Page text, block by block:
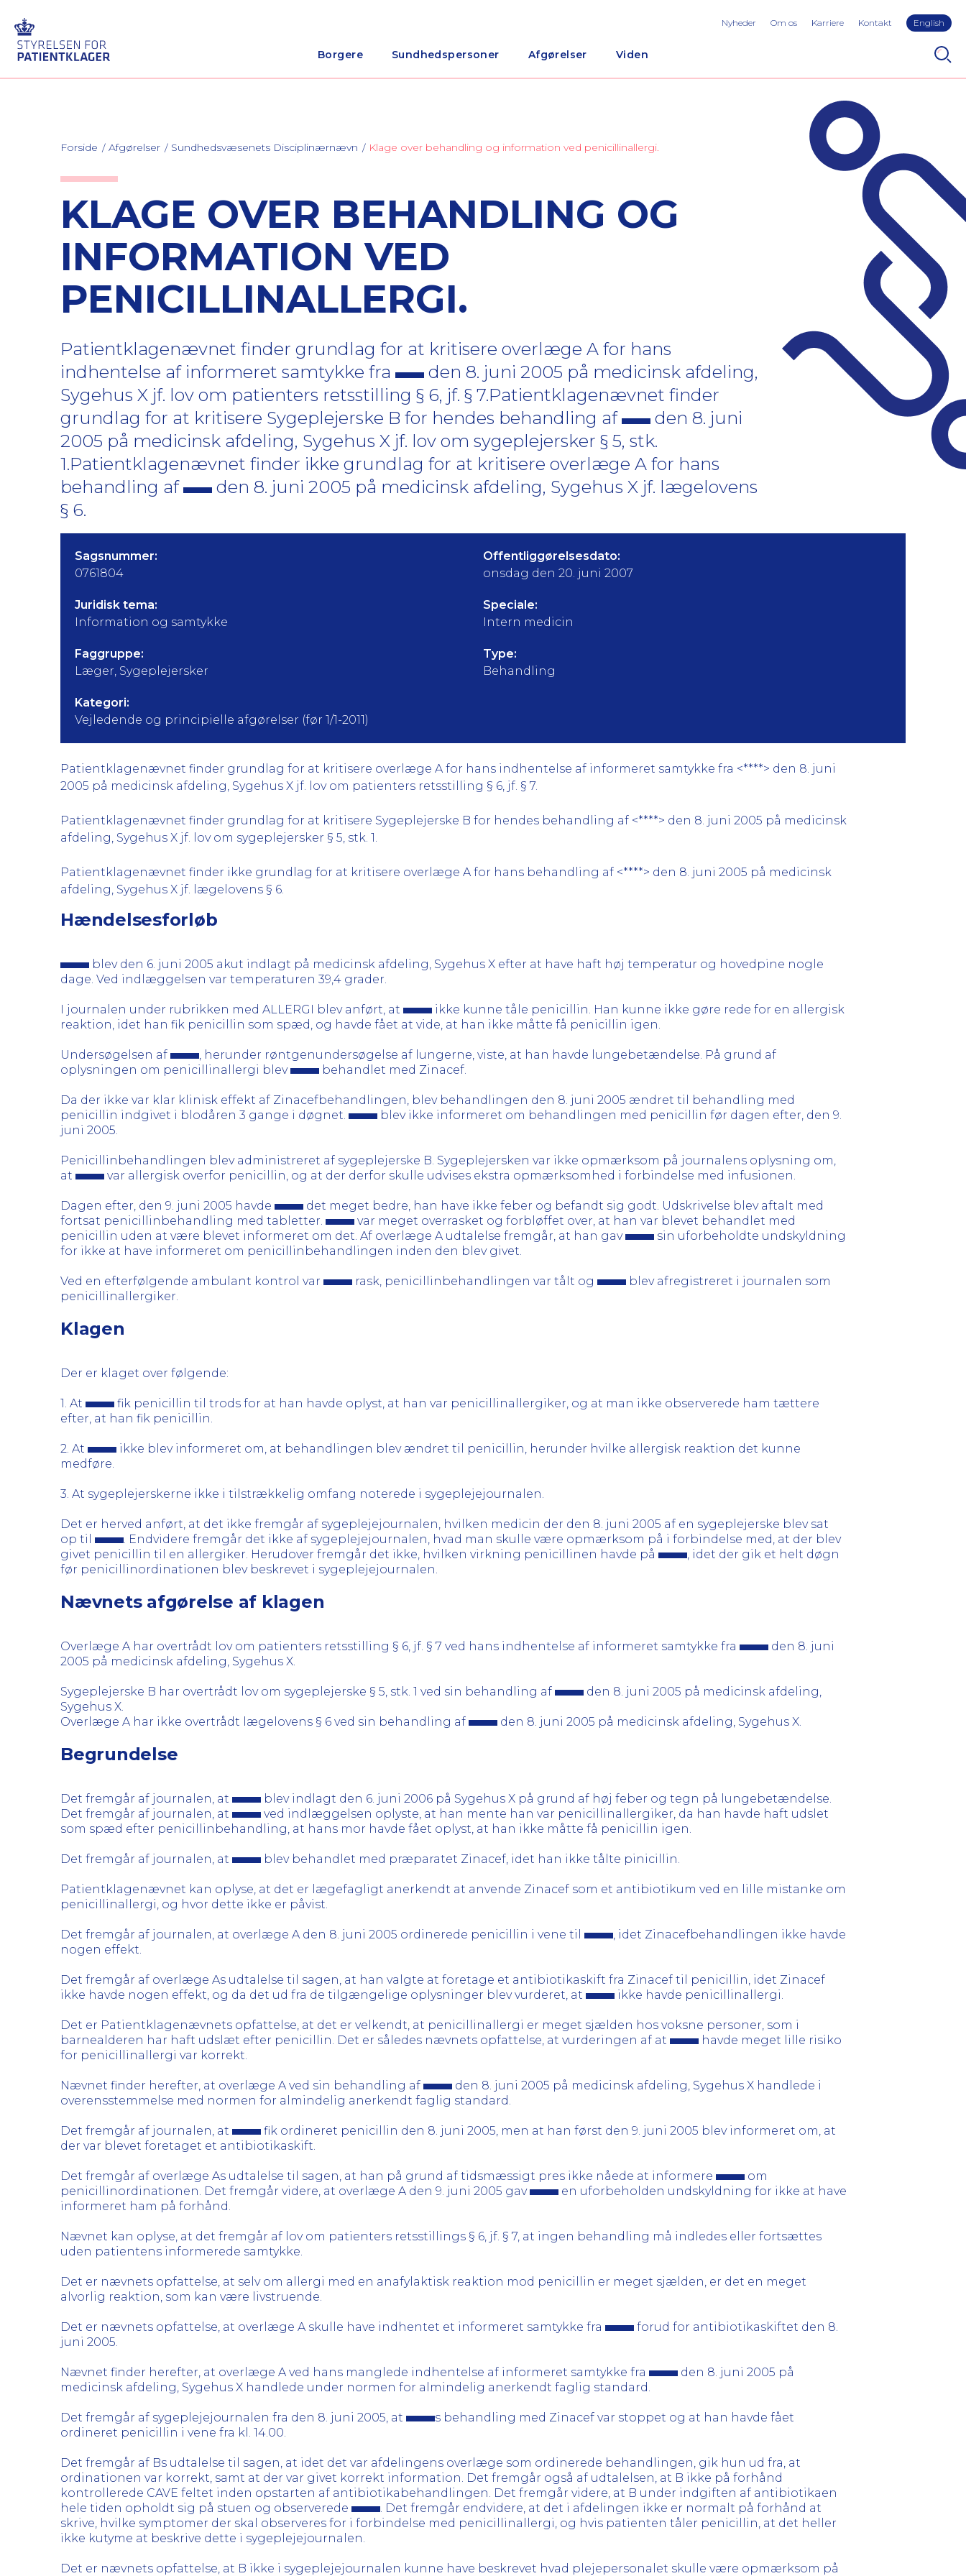
Borgere Sundhedspersoner Afgørelser Viden
Nyheder Om os Karriere Kontakt English
Forside Afgørelser Sundhedsvæsenets Disciplinærnævn Klage over behandling og information ved penicillinallergi.
KLAGE OVER BEHANDLING OG
INFORMATION VED
PENICILLINALLERGI.
Patientklagenævnet finder grundlag for at kritisere overlæge A for hans
indhentelse af informeret samtykke fra
den 8. juni 2005 på medicinsk afdeling,
Sygehus X jf. lov om patienters retsstilling § 6, jf. § 7.Patientklagenævnet finder
grundlag for at kritisere Sygeplejerske B for hendes behandling af
den 8. juni
2005 på medicinsk afdeling, Sygehus X jf. lov om sygeplejersker § 5, stk.
1.Patientklagenævnet finder ikke grundlag for at kritisere overlæge A for hans
behandling af
den 8. juni 2005 på medicinsk afdeling, Sygehus X jf. lægelovens
§ 6.
Sagsnummer:
0761804
Offentliggørelsesdato:
onsdag den 20. juni 2007
Juridisk tema:
Information og samtykke
Speciale:
Intern medicin
Faggruppe:
Læger, Sygeplejersker
Type:
Behandling
Kategori:
Vejledende og principielle afgørelser (før 1/1-2011)
Patientklagenævnet finder grundlag for at kritisere overlæge A for hans indhentelse af informeret samtykke fra <****> den 8. juni
2005 på medicinsk afdeling, Sygehus X jf. lov om patienters retsstilling § 6, jf. § 7.
Patientklagenævnet finder grundlag for at kritisere Sygeplejerske B for hendes behandling af <****> den 8. juni 2005 på medicinsk
afdeling, Sygehus X jf. lov om sygeplejersker § 5, stk. 1.
Patientklagenævnet finder ikke grundlag for at kritisere overlæge A for hans behandling af <****> den 8. juni 2005 på medicinsk
afdeling, Sygehus X jf. lægelovens § 6.
Hændelsesforløb
blev den 6. juni 2005 akut indlagt på medicinsk afdeling, Sygehus X efter at have haft høj temperatur og hovedpine nogle
dage. Ved indlæggelsen var temperaturen 39,4 grader.
I journalen under rubrikken med ALLERGI blev anført, at
ikke kunne tåle penicillin. Han kunne ikke gøre rede for en allergisk
reaktion, idet han fik penicillin som spæd, og havde fået at vide, at han ikke måtte få penicillin igen.
Undersøgelsen af
, herunder røntgenundersøgelse af lungerne, viste, at han havde lungebetændelse. På grund af
oplysningen om penicillinallergi blev
behandlet med Zinacef.
Da der ikke var klar klinisk effekt af Zinacefbehandlingen, blev behandlingen den 8. juni 2005 ændret til behandling med
penicillin indgivet i blodåren 3 gange i døgnet.
blev ikke informeret om behandlingen med penicillin før dagen efter, den 9.
juni 2005.
Penicillinbehandlingen blev administreret af sygeplejerske B. Sygeplejersken var ikke opmærksom på journalens oplysning om,
at
var allergisk overfor penicillin, og at der derfor skulle udvises ekstra opmærksomhed i forbindelse med infusionen.
Dagen efter, den 9. juni 2005 havde
det meget bedre, han have ikke feber og befandt sig godt. Udskrivelse blev aftalt med
fortsat penicillinbehandling med tabletter.
var meget overrasket og forbløffet over, at han var blevet behandlet med
penicillin uden at være blevet informeret om det. Af overlæge A udtalelse fremgår, at han gav
sin uforbeholdte undskyldning
for ikke at have informeret om penicillinbehandlingen inden den blev givet.
Ved en efterfølgende ambulant kontrol var rask, penicillinbehandlingen var tålt og
blev afregistreret i journalen som
penicillinallergiker.
Klagen
Der er klaget over følgende:
1. At
fik penicillin til trods for at han havde oplyst, at han var penicillinallergiker, og at man ikke observerede ham tættere
efter, at han fik penicillin.
2. At
ikke blev informeret om, at behandlingen blev ændret til penicillin, herunder hvilke allergisk reaktion det kunne
medføre.
3. At sygeplejerskerne ikke i tilstrækkelig omfang noterede i sygeplejejournalen.
Det er herved anført, at det ikke fremgår af sygeplejejournalen, hvilken medicin der den 8. juni 2005 af en sygeplejerske blev sat
op til
. Endvidere fremgår det ikke af sygeplejejournalen, hvad man skulle være opmærksom på i forbindelse med, at der blev
givet penicillin til en allergiker. Herudover fremgår det ikke, hvilken virkning penicillinen havde på
, idet der gik et helt døgn
før penicillinordinationen blev beskrevet i sygeplejejournalen.
Nævnets afgørelse af klagen
Overlæge A har overtrådt lov om patienters retsstilling § 6, jf. § 7 ved hans indhentelse af informeret samtykke fra
den 8. juni
2005 på medicinsk afdeling, Sygehus X.
Sygeplejerske B har overtrådt lov om sygeplejerske § 5, stk. 1 ved sin behandling af
den 8. juni 2005 på medicinsk afdeling,
Sygehus X.
Overlæge A har ikke overtrådt lægelovens § 6 ved sin behandling af
den 8. juni 2005 på medicinsk afdeling, Sygehus X.
Begrundelse
Det fremgår af journalen, at
blev indlagt den 6. juni 2006 på Sygehus X på grund af høj feber og tegn på lungebetændelse.
Det fremgår af journalen, at
ved indlæggelsen oplyste, at han mente han var penicillinallergiker, da han havde haft udslet
som spæd efter penicillinbehandling, at hans mor havde fået oplyst, at han ikke måtte få penicillin igen.
Det fremgår af journalen, at blev behandlet med præparatet Zinacef, idet han ikke tålte pinicillin.
Patientklagenævnet kan oplyse, at det er lægefagligt anerkendt at anvende Zinacef som et antibiotikum ved en lille mistanke om
penicillinallergi, og hvor dette ikke er påvist.
Det fremgår af journalen, at overlæge A den 8. juni 2005 ordinerede penicillin i vene til
, idet Zinacefbehandlingen ikke havde
nogen effekt.
Det fremgår af overlæge As udtalelse til sagen, at han valgte at foretage et antibiotikaskift fra Zinacef til penicillin, idet Zinacef
ikke havde nogen effekt, og da det ud fra de tilgængelige oplysninger blev vurderet, at
ikke havde penicillinallergi.
Det er Patientklagenævnets opfattelse, at det er velkendt, at penicillinallergi er meget sjælden hos voksne personer, som i
barnealderen har haft udslæt efter penicillin. Det er således nævnets opfattelse, at vurderingen af at
havde meget lille risiko
for penicillinallergi var korrekt.
Nævnet finder herefter, at overlæge A ved sin behandling af
den 8. juni 2005 på medicinsk afdeling, Sygehus X handlede i
overensstemmelse med normen for almindelig anerkendt faglig standard.
Det fremgår af journalen, at
fik ordineret penicillin den 8. juni 2005, men at han først den 9. juni 2005 blev informeret om, at
der var blevet foretaget et antibiotikaskift.
Det fremgår af overlæge As udtalelse til sagen, at han på grund af tidsmæssigt pres ikke nåede at informere
om
penicillinordinationen. Det fremgår videre, at overlæge A den 9. juni 2005 gav
en uforbeholden undskyldning for ikke at have
informeret ham på forhånd.
Nævnet kan oplyse, at det fremgår af lov om patienters retsstillings § 6, jf. § 7, at ingen behandling må indledes eller fortsættes
uden patientens informerede samtykke.
Det er nævnets opfattelse, at selv om allergi med en anafylaktisk reaktion mod penicillin er meget sjælden, er det en meget
alvorlig reaktion, som kan være livstruende.
Det er nævnets opfattelse, at overlæge A skulle have indhentet et informeret samtykke fra
forud for antibiotikaskiftet den 8.
juni 2005.
Nævnet finder herefter, at overlæge A ved hans manglede indhentelse af informeret samtykke fra
den 8. juni 2005 på
medicinsk afdeling, Sygehus X handlede under normen for almindelig anerkendt faglig standard.
Det fremgår af sygeplejejournalen fra den 8. juni 2005, at
s behandling med Zinacef var stoppet og at han havde fået
ordineret penicillin i vene fra kl. 14.00.
Det fremgår af Bs udtalelse til sagen, at idet det var afdelingens overlæge som ordinerede behandlingen, gik hun ud fra, at
ordinationen var korrekt, samt at der var givet korrekt information. Det fremgår også af udtalelsen, at B ikke på forhånd
kontrollerede CAVE feltet inden opstarten af antibiotikabehandlingen. Det fremgår videre, at B under indgiften af antibiotikaen
hele tiden opholdt sig på stuen og observerede
. Det fremgår endvidere, at det i afdelingen ikke er normalt på forhånd at
skrive, hvilke symptomer der skal observeres for i forbindelse med penicillinallergi, og hvis patienten tåler penicillin, at det heller
ikke kutyme at beskrive dette i sygeplejejournalen.
Det er nævnets opfattelse, at B ikke i sygeplejejournalen kunne have beskrevet hvad plejepersonalet skulle være opmærksom på